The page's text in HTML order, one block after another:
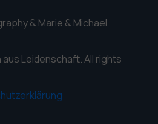
& Marie & Michael
Leidenschaft. All rights